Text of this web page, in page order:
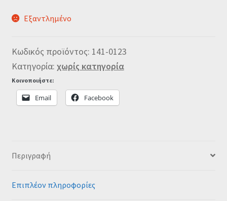
Εξαντλημένο
Κωδικός προϊόντος: 141-0123
Κατηγορία: χωρίς κατηγορία
Κοινοποιήστε:
Email Facebook
Περιγραφή
Επιπλέον πληροφορίες